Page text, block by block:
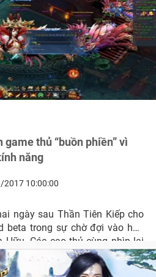
thủ “buồn phiền” vì
năng
10:00:00
ngày sau Thần Tiên Kiếp cho
beta trong sự chờ đợi vào háo
Hữu. Các cao thủ cùng nhìn lại
ra mắt Thần Tiên Kiếp trong
động trên fanpage.